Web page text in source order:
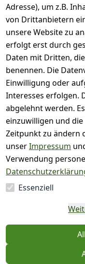
5
4
3
2
1
Es hat
eine
diesen
abgegeben
Person -
Details
Adresse), um z.B.
von Drittanbietern
unsere Website zu
erfolgt erst durch
Daten mit Dritten,
benennen. Die
Einwilligung oder
Interesses erfolgen.
abgelehnt werden.
einzuwilligen und
Zeitpunkt zu ändern
unserImpressum
Verwendung
Essenziell